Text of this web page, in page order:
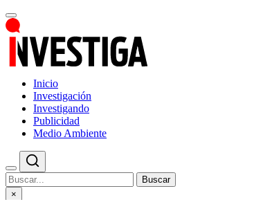
Inicio
Investigación
Investigando
Publicidad
Medio Ambiente
Buscar
×